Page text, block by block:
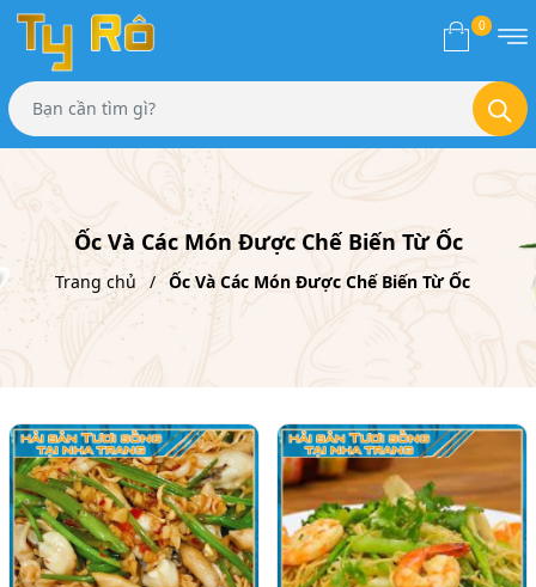
0
Ốc Và Các Món Được Chế Biến Từ Ốc
Trang chủ Ốc Và Các Món Được Chế Biến Từ Ốc